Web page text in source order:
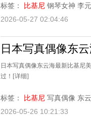
标签： 比基尼 钢琴女神 李
2026-05-27 02:04:46
日本写真偶像东
日本写真偶像东云海最新比基尼
过！ [详细]
标签： 比基尼 写真偶像 东
2026-05-26 10:21:33